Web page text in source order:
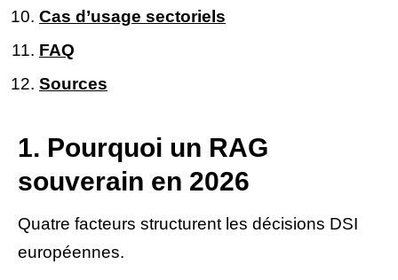
Cas d’usage sectoriels
FAQ
Sources
1. Pourquoi un RAG
souverain en 2026
Quatre facteurs structurent les décisions DSI
européennes.